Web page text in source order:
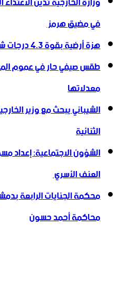
في مضيق هرمز ‏
هزة أرضية بقوة 4.3 درجات شمال غرب حلب ‏
طقس صيفي حار في عموم
معدلاتها
الشيباني يبحث مع وزير
الثنائية
الشؤون الاجتماعية:
العنف الأسري ‏
محكمة الجنايات الرابعة
محاكمة أحمد حسون